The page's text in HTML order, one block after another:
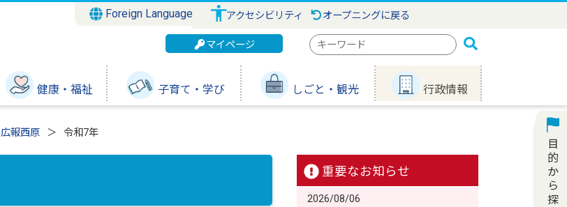
Foreign Language アクセシビリティ オープニングに戻る
マイページ
検
ー
ワ
健康・福祉 子育て・学び しごと・観光 行政情報
広報西原 令和7年
重要なお知らせ
2026/08/06